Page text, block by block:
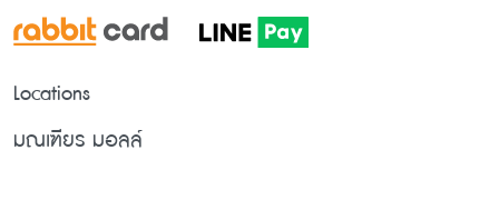
Locations
มณเฑียร มอลล์